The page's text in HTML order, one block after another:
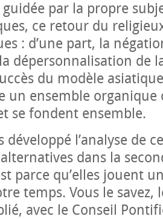
par la propre
ce retour du
: d’une part, la
dépersonnalisation de
du modèle
un ensemble organique
se fondent ensemble.
développé l’analyse de
dans la
parce qu’elles jouent
temps. Vous le savez,
avec le Conseil